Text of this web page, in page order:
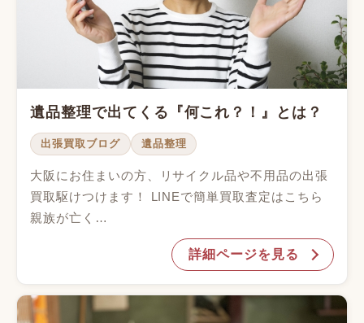
遺品整理で出てくる『何これ？！』とは？
出張買取ブログ 遺品整理
大阪にお住まいの方、リサイクル品や不用品の出張
買取駆けつけます！ LINEで簡単買取査定はこちら
親族が亡く…
詳細ページを見る